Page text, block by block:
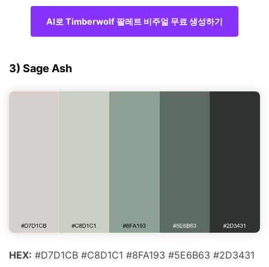
AI로 Timberwolf 팔레트 비주얼 무료 생성하기
3) Sage Ash
HEX: #D7D1CB #C8D1C1 #8FA193 #5E6B63 #2D3431